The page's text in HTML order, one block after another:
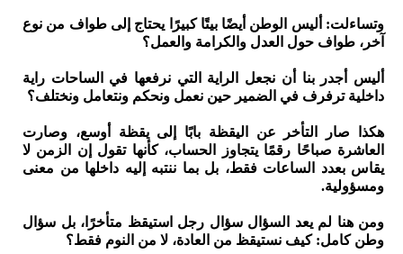
وتساءلت: أليس الوطن أيضًا بيتًا كبيرًا يحتاج إلى طواف من نوع
آخر، طواف حول العدل والكرامة والعمل؟
أليس أجدر بنا أن نجعل الراية التي نرفعها في الساحات راية
داخلية ترفرف في الضمير حين نعمل ونحكم ونتعامل ونختلف؟
هكذا صار التأخر عن اليقظة بابًا إلى يقظة أوسع، وصارت
العاشرة صباحًا رقمًا يتجاوز الحساب، كأنها تقول إن الزمن لا
يقاس بعدد الساعات فقط، بل بما ننتبه إليه داخلها من معنى
ومسؤولية.
ومن هنا لم يعد السؤال سؤال رجل استيقظ متأخرًا، بل سؤال
وطن كامل: كيف نستيقظ من العادة، لا من النوم فقط؟